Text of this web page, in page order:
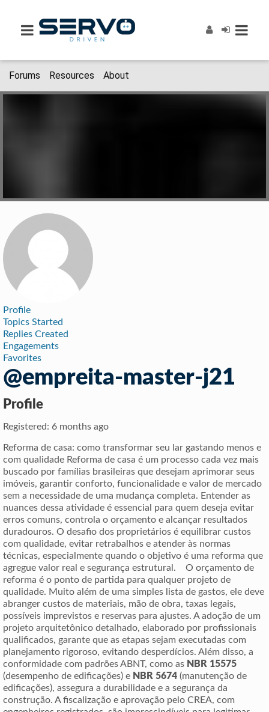
Forums Resources About
Profile
Topics Started
Replies Created
Engagements
Favorites
@empreita-master-j21
Profile
Registered: 6 months ago
Reforma de casa: como transformar seu lar gastando menos e
com qualidade Reforma de casa é um processo cada vez mais
buscado por famílias brasileiras que desejam aprimorar seus
imóveis, garantir conforto, funcionalidade e valor de mercado
sem a necessidade de uma mudança completa. Entender as
nuances dessa atividade é essencial para quem deseja evitar
erros comuns, controla o orçamento e alcançar resultados
duradouros. O desafio dos proprietários é equilibrar custos
com qualidade, evitar retrabalhos e atender às normas
técnicas, especialmente quando o objetivo é uma reforma que
agregue valor real e segurança estrutural. O orçamento de
reforma é o ponto de partida para qualquer projeto de
qualidade. Muito além de uma simples lista de gastos, ele deve
abranger custos de materiais, mão de obra, taxas legais,
possíveis imprevistos e reservas para ajustes. A adoção de um
projeto arquitetônico detalhado, elaborado por profissionais
qualificados, garante que as etapas sejam executadas com
planejamento rigoroso, evitando desperdícios. Além disso, a
conformidade com padrões ABNT, como as NBR 15575
(desempenho de edificações) e NBR 5674 (manutenção de
edificações), assegura a durabilidade e a segurança da
construção. A fiscalização e aprovação pelo CREA, com